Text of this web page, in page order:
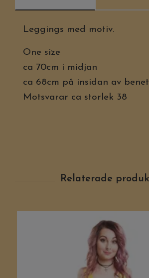
Leggings med motiv.
One size
ca 70cm i midjan
ca 68cm på insidan av benet
Motsvarar ca storlek 38